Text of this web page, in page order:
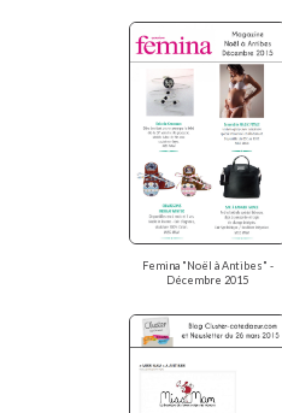
Femina "Noël à Antibes" -
Décembre 2015